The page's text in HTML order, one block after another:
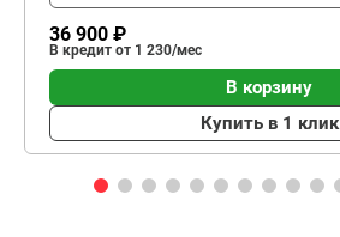
36 900 ₽
В кредит от 1 230/мес
В корзину
Купить в 1 клик